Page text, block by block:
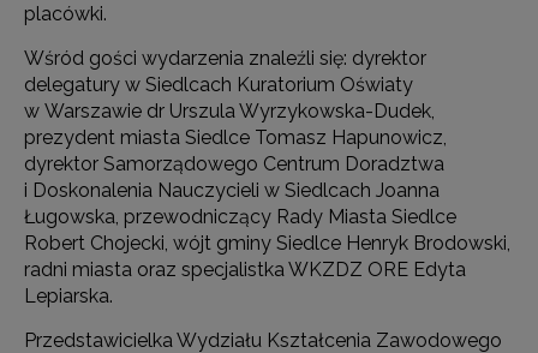
placówki.
Wśród gości wydarzenia znaleźli się: dyrektor
delegatury w Siedlcach Kuratorium Oświaty
w Warszawie dr Urszula Wyrzykowska-Dudek,
prezydent miasta Siedlce Tomasz Hapunowicz,
dyrektor Samorządowego Centrum Doradztwa
i Doskonalenia Nauczycieli w Siedlcach Joanna
Ługowska, przewodniczący Rady Miasta Siedlce
Robert Chojecki, wójt gminy Siedlce Henryk Brodowski,
radni miasta oraz specjalistka WKZDZ ORE Edyta
Lepiarska.
Przedstawicielka Wydziału Kształcenia Zawodowego